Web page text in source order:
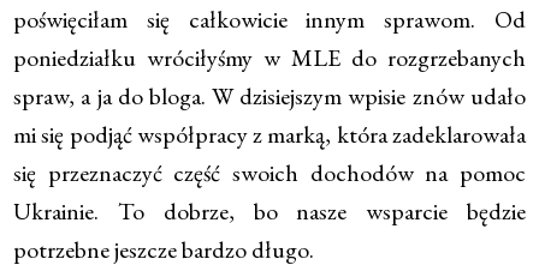
poświęciłam się całkowicie innym sprawom. Od
poniedziałku wróciłyśmy w MLE do rozgrzebanych
spraw, a ja do bloga. W dzisiejszym wpisie znów udało
mi się podjąć współpracy z marką, która zadeklarowała
się przeznaczyć część swoich dochodów na pomoc
Ukrainie. To dobrze, bo nasze wsparcie będzie
potrzebne jeszcze bardzo długo.